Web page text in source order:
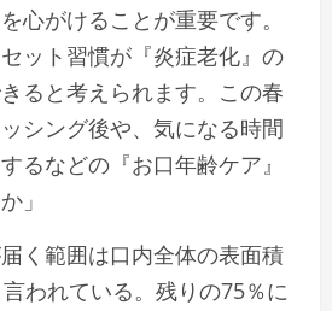
心がけることが重要です。
ット習慣が『炎症老化』の
ると考えられます。この春
シング後や、気になる時間
るなどの『お口年齢ケア』
」
く範囲は口内全体の表面積
われている。残りの75％に